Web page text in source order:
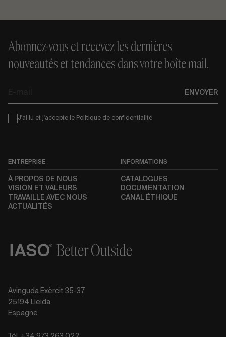
Abonnez-vous et recevez les dernières
nouveautés et tendances dans votre boîte mail.
ENVOYER
Condiciones
J'ai lu et j'accepte le Politique de confidentialité
ENTREPRISE
À PROPOS DE NOUS
VISION ET VALEURS
TRAVAILLE AVEC NOUS
ACTUALITÉS
INFORMATIONS
CATALOGUES
DOCUMENTATION
CANAL ÉTHIQUE
Avinguda Exèrcit 35-37
25194 Lleida
Espagne